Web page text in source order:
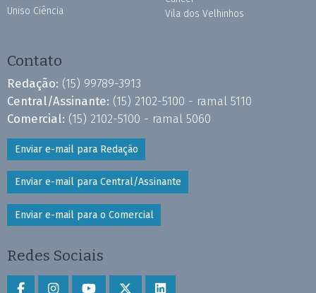
Uniso Ciência
Vila dos Velhinhos
Contato
Redação: (15) 99789-3913
Central/Assinante: (15) 2102-5100 - ramal 5110
Comercial: (15) 2102-5100 - ramal 5060
Enviar e-mail para Redação
Enviar e-mail para Central/Assinante
Enviar e-mail para o Comercial
Redes Sociais